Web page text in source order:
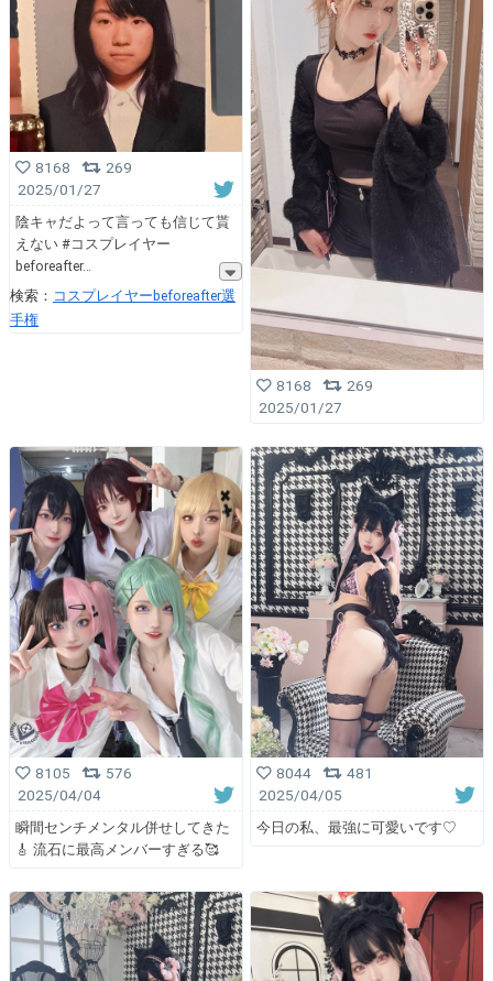
8168
269
2025/01/27
陰キャだよって言っても信じて貰
えない #コスプレイヤー
beforeafter
検索： コスプレイヤーbeforeafter選
手権
8168
269
2025/01/27
8105
576
2025/04/04
瞬間センチメンタル併せしてきた
🎸 流石に最高メンバーすぎる🥰
8044
481
2025/04/05
今日の私、最強に可愛いです♡